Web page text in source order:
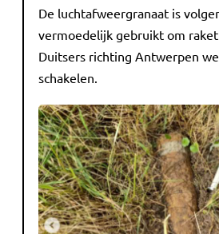
De luchtafweergranaat is
vermoedelijk gebruikt om
Duitsers richting Antwerpen
schakelen.